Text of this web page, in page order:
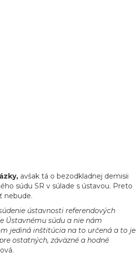
avšak tá o bezodkladnej demisii
súdu SR v súlade s ústavou. Preto
nebude.
ústavnosti referendových
Ústavnému súdu a nie nám
jediná inštitúcia na to určená a to je
ostatných, záväzné a hodné